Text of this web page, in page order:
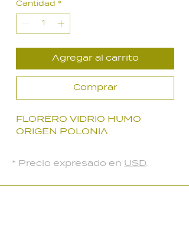
Cantidad *
Agregar al carrito
Comprar
FLORERO VIDRIO HUMO
ORIGEN POLONIA
* Precio expresado en USD.